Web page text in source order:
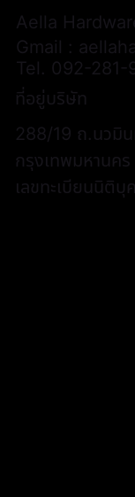
Aella
Gmail :
Tel. 092-281-
ที่อยู่บริษัท
288/19 ถ.นวมิ
กรุงเทพมหานค
เลขทะเบียนนิติ